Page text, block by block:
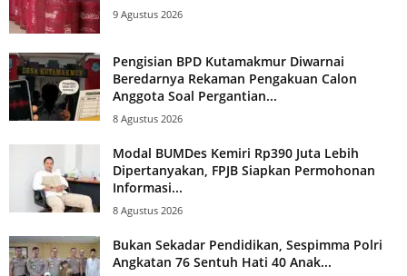
9 Agustus 2026
Pengisian BPD Kutamakmur Diwarnai
Beredarnya Rekaman Pengakuan Calon
Anggota Soal Pergantian...
8 Agustus 2026
Modal BUMDes Kemiri Rp390 Juta Lebih
Dipertanyakan, FPJB Siapkan Permohonan
Informasi...
8 Agustus 2026
Bukan Sekadar Pendidikan, Sespimma Polri
Angkatan 76 Sentuh Hati 40 Anak...